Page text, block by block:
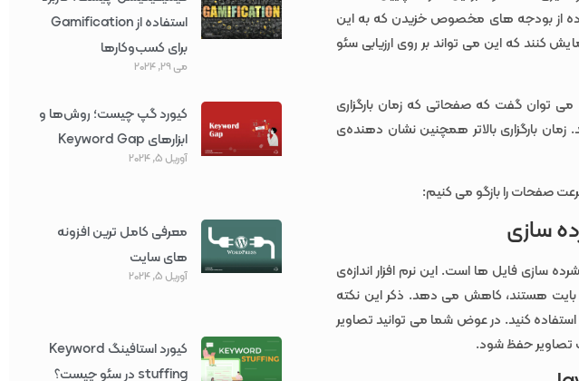
از بودجه های مخصوص خزیدن که به این
کنند که این می تواند بر روی ارزیابی سئو
توان گفت که صفحاتی که زمان بارگزاری
زمان بارگزاری بالاتر همچنین نشان دهنده‌ی
صفحات را بازگو می کنیم:
سازی فایل ها است. این نرم افزار اندازه‌ی
فایل های css، html و javascript را که بزرگ تر از 150 بایت هستند، کاهش می دهد. ذکر این نکته
استفاده کنید. در عوض شما می توانید تصاویر
تصاویر حفظ شود.
استفاده از Gamification
برای کسب‌وکارها
می 29, 2024
کیورد گپ چیست؛ روش‌ها و
ابزارهای Keyword Gap
آوریل 5, 2024
معرفی کامل ترین افزونه
های سایت
آوریل 5, 2024
کیورد استافینگ Keyword
stuffing در سئو چیست؟